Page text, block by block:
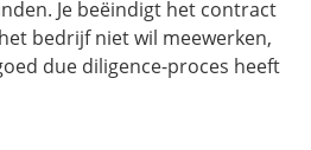
Je beëindigt het contract
bedrijf niet wil meewerken,
due diligence-proces heeft